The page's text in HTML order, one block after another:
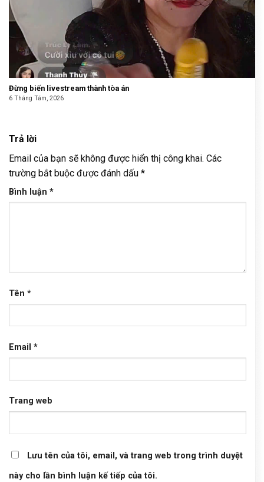
Đừng biến livestream thành tòa án
6 Tháng Tám, 2026
Trả lời
Email của bạn sẽ không được hiển thị công khai. Các
trường bắt buộc được đánh dấu *
Bình luận *
Tên *
Email *
Trang web
Lưu tên của tôi, email, và trang web trong trình duyệt
này cho lần bình luận kế tiếp của tôi.